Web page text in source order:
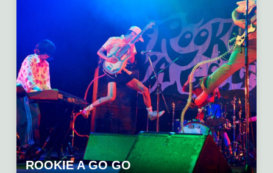
ROOKIE A GO GO